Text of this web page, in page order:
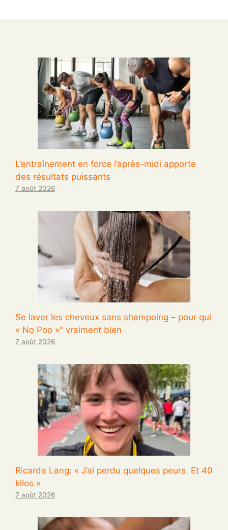
L’entraînement en force l’après-midi apporte
des résultats puissants
7 août 2026
Se laver les cheveux sans shampoing – pour qui
« No Poo »" vraiment bien
7 août 2026
Ricarda Lang: « J’ai perdu quelques peurs. Et 40
kilos »
7 août 2026